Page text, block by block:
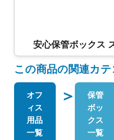
安心保管ボックス
この商品の関連カ
オフ
ィス
用品
一覧
＞
保管
ボッ
クス
一覧